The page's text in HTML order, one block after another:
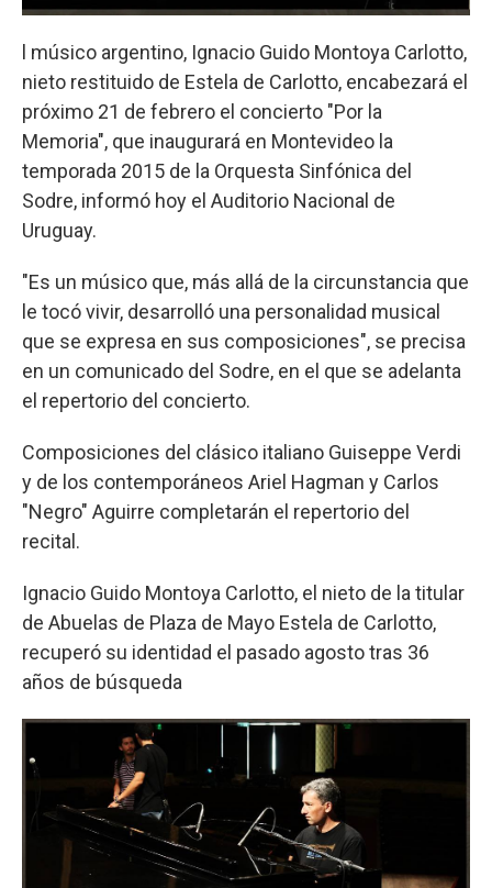
l músico argentino, Ignacio Guido Montoya Carlotto,
nieto restituido de Estela de Carlotto, encabezará el
próximo 21 de febrero el concierto "Por la
Memoria", que inaugurará en Montevideo la
temporada 2015 de la Orquesta Sinfónica del
Sodre, informó hoy el Auditorio Nacional de
Uruguay.
"Es un músico que, más allá de la circunstancia que
le tocó vivir, desarrolló una personalidad musical
que se expresa en sus composiciones", se precisa
en un comunicado del Sodre, en el que se adelanta
el repertorio del concierto.
Composiciones del clásico italiano Guiseppe Verdi
y de los contemporáneos Ariel Hagman y Carlos
"Negro" Aguirre completarán el repertorio del
recital.
Ignacio Guido Montoya Carlotto, el nieto de la titular
de Abuelas de Plaza de Mayo Estela de Carlotto,
recuperó su identidad el pasado agosto tras 36
años de búsqueda